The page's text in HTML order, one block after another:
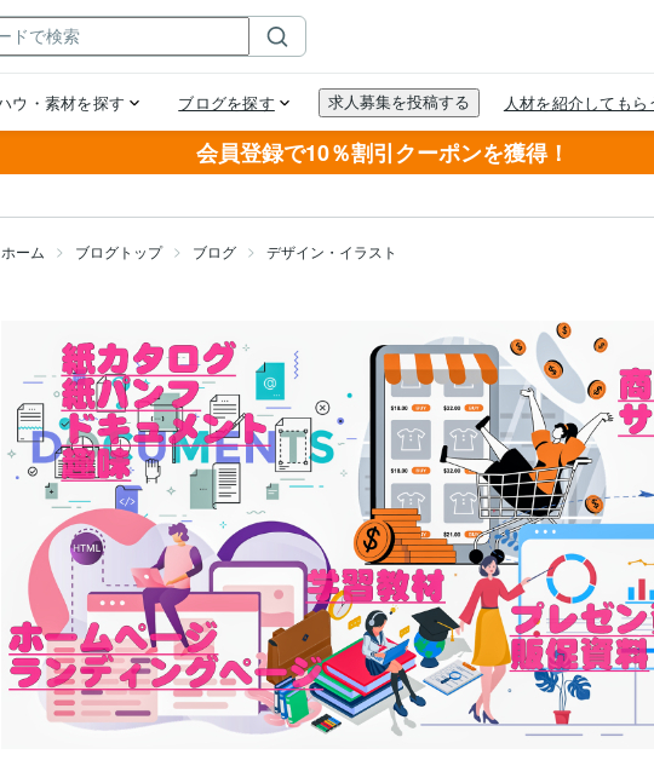
会員登録で10％割引クーポンを獲得！
ホーム ブログトップ ブログ デザイン・イラスト